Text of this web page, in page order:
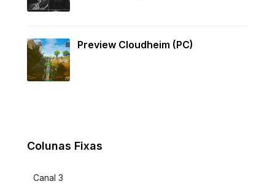
Preview Cloudheim (PC)
Colunas Fixas
Canal 3